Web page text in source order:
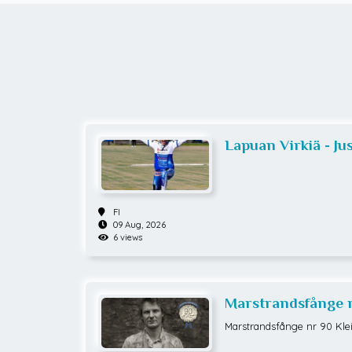
Lapuan Virkiä -
FI
09 Aug, 2026
6 views
Marstrandsfånge
Marstrandsfånge nr 90